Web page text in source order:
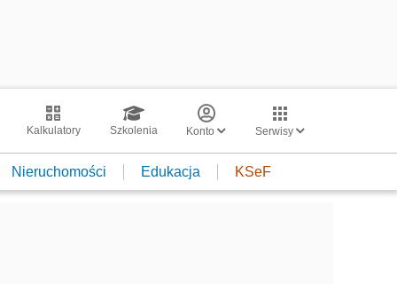
Kalkulatory Szkolenia Konto Serwisy
Nieruchomości Edukacja KSeF